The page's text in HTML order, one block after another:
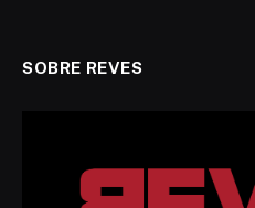
SOBRE REVES